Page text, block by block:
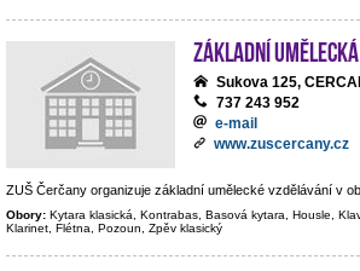
Základní
Sukova 125,
737 243 952
e-mail
www.zuscercany.cz
ZUŠ Čerčany organizuje základní umělecké vzdělávání v
Obory: Kytara klasická, Kontrabas, Basová kytara, Housle,
Klarinet, Flétna, Pozoun, Zpěv klasický